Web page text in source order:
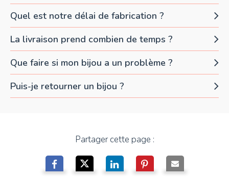
Quel est notre délai de fabrication ?
La livraison prend combien de temps ?
Que faire si mon bijou a un problème ?
Puis-je retourner un bijou ?
Partager cette page :